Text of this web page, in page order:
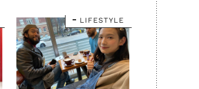
LIFESTYLE